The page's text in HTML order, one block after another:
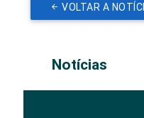
VOLTAR A
Notícias